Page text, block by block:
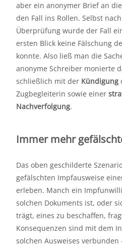
aber ein anonymer Brief an
den Fall ins Rollen. Selbst
Überprüfung wurde der Fall
ersten Blick keine Fälschung
konnte. Also ließ man die
anonyme Schreiber monierte
schließlich mit der Kündigung
Zugbegleiterin sowie einer
Nachverfolgung.
Immer mehr
Das oben geschilderte
gefälschten Impfausweise
erleben. Manch ein
solchen Dokuments ist, oder
trägt, eines zu beschaffen,
Konsequenzen sind mit dem
solchen Ausweises